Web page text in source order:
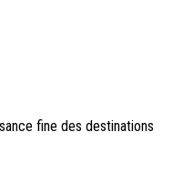
fine des destinations